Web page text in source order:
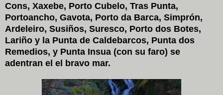
Cons, Xaxebe, Porto Cubelo, Tras Punta,
Portoancho, Gavota, Porto da Barca, Simprón,
Ardeleiro, Susiños, Suresco, Porto dos Botes,
Lariño y la Punta de Caldebarcos, Punta dos
Remedios, y Punta Insua (con su faro) se
adentran el el bravo mar.